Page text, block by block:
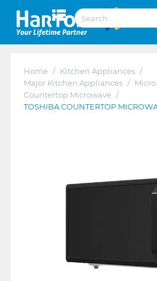
Home / Kitchen Appliances /
Major Kitchen Appliances / Micro
Countertop Microwave /
TOSHIBA COUNTERTOP